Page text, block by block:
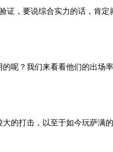
证，要说综合实力的话，肯
呢？我们来看看他们的出场
的打击，以至于如今玩萨满